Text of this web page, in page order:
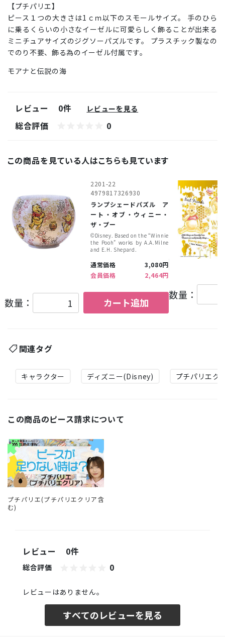
【プチパリエ】
ピース１つの大きさは1ｃｍ以下のスモールサイズ。 手のひら
に乗るくらいの小さなイーゼルに可愛らしく飾ることが出来る
ミニチュアサイズのジグソーパズルです。 プラスチック製なの
でのり不要、飾る為のイーゼル付属です。
モアナと伝説の海
レビュー 0件 レビューを見る
総合評価 0
この商品を見ている人はこちらも見ています
2201-22
4979817326930
ランプシェードパズル ア
ート・オブ・ウィニー・
ザ・プー
©︎Disney. Based on the “Winnie
the Pooh” works by A.A.Milne
and E.H. Shepard.
通常価格
3,080円
会員価格
2,464円
数量： カート追加
数量：
関連タグ
キャラクター ディズニー(Disney) プチパリエク
この商品のピース請求について
プチパリエ(プチパリエクリア含
む)
レビュー 0件
総合評価 0
レビューはありません。
すべてのレビューを見る